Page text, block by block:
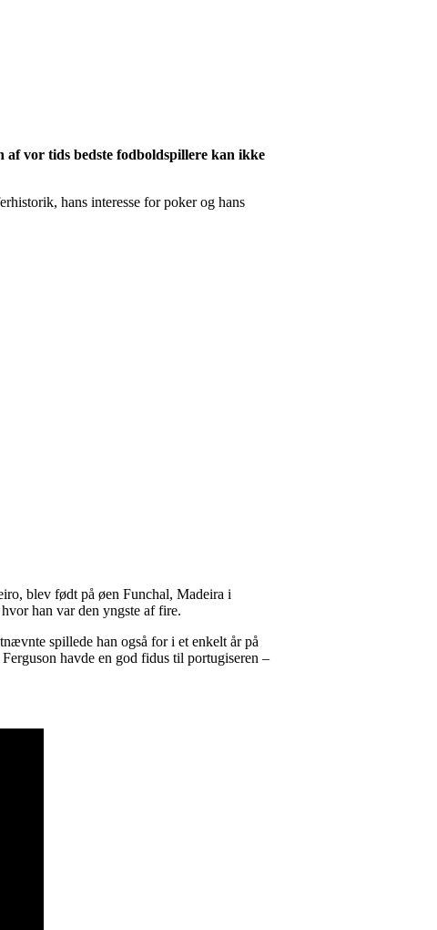
af vor tids bedste fodboldspillere kan ikke
hans interesse for poker og hans
blev født på øen Funchal, Madeira i
han var den yngste af fire.
spillede han også for i et enkelt år på
havde en god fidus til portugiseren –